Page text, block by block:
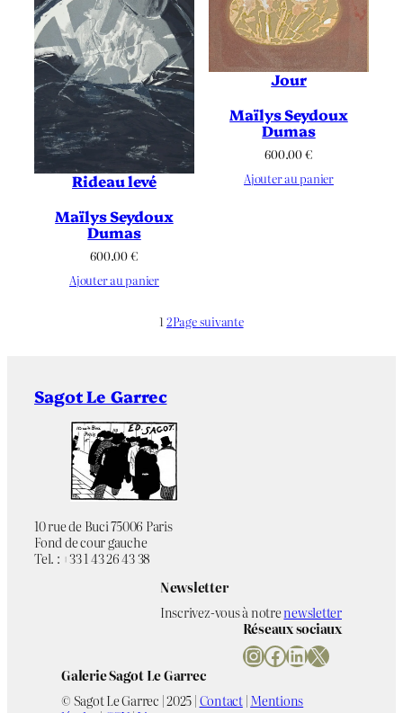
Rideau levé
Maïlys Seydoux
Dumas
600.00€
Ajouter au panier
Jour
Maïlys Seydoux
Dumas
600.00€
Ajouter au panier
12Page suivante
Sagot Le Garrec
10 rue de Buci 75006 Paris
Fond de cour gauche
Tel. : +33 1 43 26 43 38
Newsletter
Inscrivez-vous à notrenewsletter
Réseaux sociaux
InstagramFacebook LinkedIn X
Galerie Sagot Le Garrec
© Sagot Le Garrec | 2025 |Contact|Mentions